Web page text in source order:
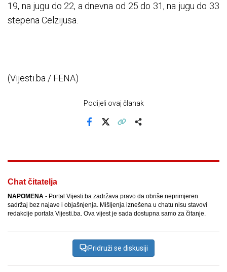
19, na jugu do 22, a dnevna od 25 do 31, na jugu do 33
stepena Celzijusa.
(Vijesti.ba / FENA)
Podijeli ovaj članak
Chat čitatelja
NAPOMENA - Portal Vijesti.ba zadržava pravo da obriše neprimjeren
sadržaj bez najave i objašnjenja. Mišljenja iznešena u chatu nisu stavovi
redakcije portala Vijesti.ba. Ova vijest je sada dostupna samo za čitanje.
Pridruži se diskusiji